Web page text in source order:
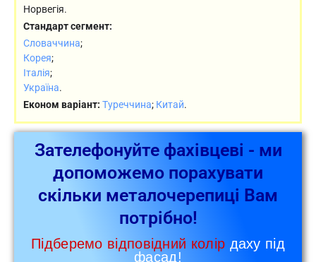
Норвегія.
Стандарт сегмент:
Словаччина;
Корея;
Італія;
Україна.
Економ варіант: Туреччина; Китай.
Зателефонуйте фахівцеві - ми
допоможемо порахувати
скільки металочерепиці Вам
потрібно!
Підберемо відповідний колір даху під
фасад!